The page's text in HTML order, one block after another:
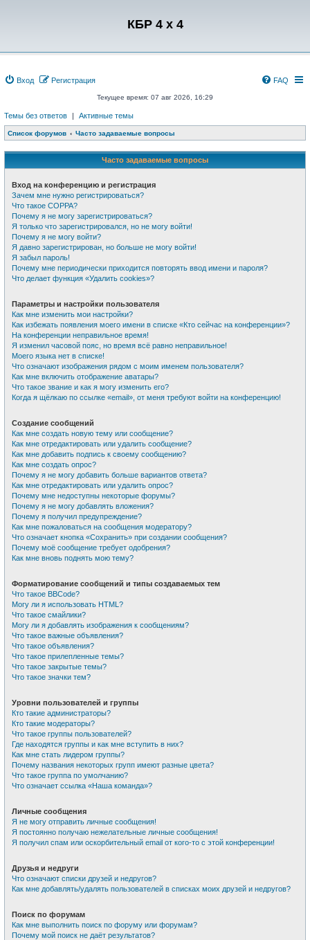
КБР 4 x 4
Вход Регистрация FAQ
Текущее время: 07 авг 2026, 16:29
Темы без ответов | Активные темы
Список форумов Часто задаваемые вопросы
Часто задаваемые вопросы
Вход на конференцию и регистрация
Зачем мне нужно регистрироваться?
Что такое COPPA?
Почему я не могу зарегистрироваться?
Я только что зарегистрировался, но не могу войти!
Почему я не могу войти?
Я давно зарегистрирован, но больше не могу войти!
Я забыл пароль!
Почему мне периодически приходится повторять ввод имени и пароля?
Что делает функция «Удалить cookies»?
Параметры и настройки пользователя
Как мне изменить мои настройки?
Как избежать появления моего имени в списке «Кто сейчас на конференции»?
На конференции неправильное время!
Я изменил часовой пояс, но время всё равно неправильное!
Моего языка нет в списке!
Что означают изображения рядом с моим именем пользователя?
Как мне включить отображение аватары?
Что такое звание и как я могу изменить его?
Когда я щёлкаю по ссылке «email», от меня требуют войти на конференцию!
Создание сообщений
Как мне создать новую тему или сообщение?
Как мне отредактировать или удалить сообщение?
Как мне добавить подпись к своему сообщению?
Как мне создать опрос?
Почему я не могу добавить больше вариантов ответа?
Как мне отредактировать или удалить опрос?
Почему мне недоступны некоторые форумы?
Почему я не могу добавлять вложения?
Почему я получил предупреждение?
Как мне пожаловаться на сообщения модератору?
Что означает кнопка «Сохранить» при создании сообщения?
Почему моё сообщение требует одобрения?
Как мне вновь поднять мою тему?
Форматирование сообщений и типы создаваемых тем
Что такое BBCode?
Могу ли я использовать HTML?
Что такое смайлики?
Могу ли я добавлять изображения к сообщениям?
Что такое важные объявления?
Что такое объявления?
Что такое прилепленные темы?
Что такое закрытые темы?
Что такое значки тем?
Уровни пользователей и группы
Кто такие администраторы?
Кто такие модераторы?
Что такое группы пользователей?
Где находятся группы и как мне вступить в них?
Как мне стать лидером группы?
Почему названия некоторых групп имеют разные цвета?
Что такое группа по умолчанию?
Что означает ссылка «Наша команда»?
Личные сообщения
Я не могу отправить личные сообщения!
Я постоянно получаю нежелательные личные сообщения!
Я получил спам или оскорбительный email от кого-то с этой конференции!
Друзья и недруги
Что означают списки друзей и недругов?
Как мне добавлять/удалять пользователей в списках моих друзей и недругов?
Поиск по форумам
Как мне выполнить поиск по форуму или форумам?
Почему мой поиск не даёт результатов?